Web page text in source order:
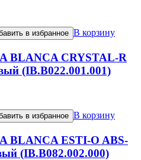
в избранное В корзину
BLANCA CRYSTAL-R
(IB.B022.001.001)
в избранное В корзину
BLANCA ESTI-O ABS-
(IB.B082.002.000)